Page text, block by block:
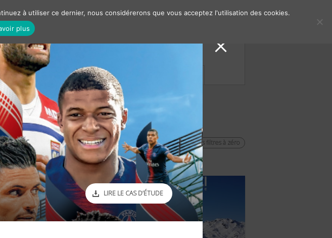
Marketing Communiqués de presse
remettre les filtres à zéro
LIRE LE CAS D’ÉTUDE
à utiliser ce dernier, nous considérerons que vous acceptez l'utilisation des cookies.
plus